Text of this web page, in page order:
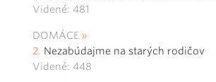
Videné: 481
DOMÁCE
Nezabúdajme na starých rodičov
Videné: 448